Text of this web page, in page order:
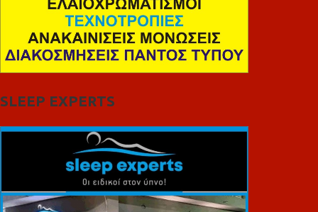
SLEEP EXPERTS